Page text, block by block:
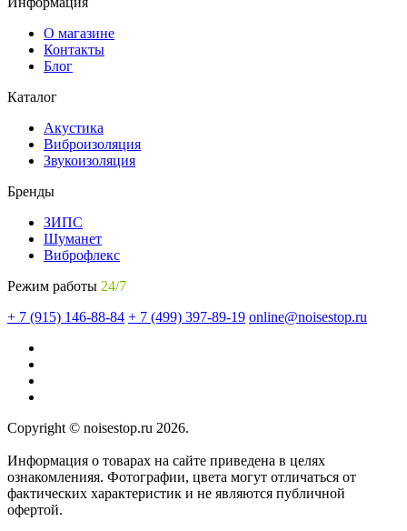
О магазине
Контакты
Блог
Каталог
Акустика
Виброизоляция
Звукоизоляция
Бренды
ЗИПС
Шуманет
Виброфлекс
Режим работы 24/7
+ 7 (915) 146-88-84 + 7 (499) 397-89-19 online@noisestop.ru
Copyright © noisestop.ru 2026.
Информация о товарах на сайте приведена в целях
ознакомленияя. Фотографии, цвета могут отличаться от
фактических характеристик и не являются публичной
офертой.